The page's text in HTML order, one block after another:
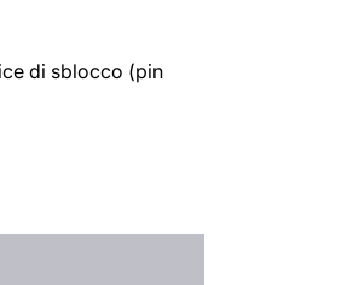
di sblocco (pin